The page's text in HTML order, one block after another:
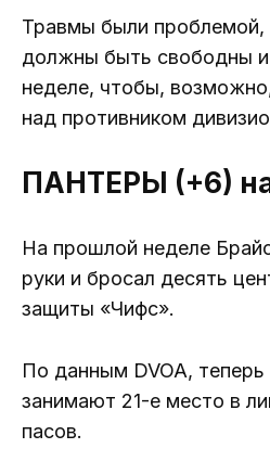
Травмы были проблемой,
должны быть свободны
неделе, чтобы,
над противником
ПАНТЕРЫ (+6)
На прошлой неделе
руки и бросал десять
защиты «Чифс».
По данным DVOA, теперь
занимают 21-е место в
пасов.